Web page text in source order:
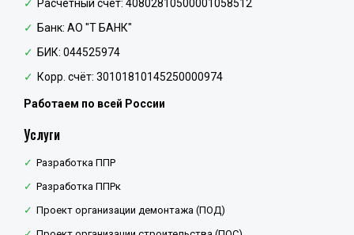
Расчётный счёт: 40802810500001058512
Банк: АО "Т БАНК"
БИК: 044525974
Корр. счёт: 30101810145250000974
Работаем по всей России
Услуги
Разработка ППР
Разработка ППРк
Проект организации демонтажа (ПОД)